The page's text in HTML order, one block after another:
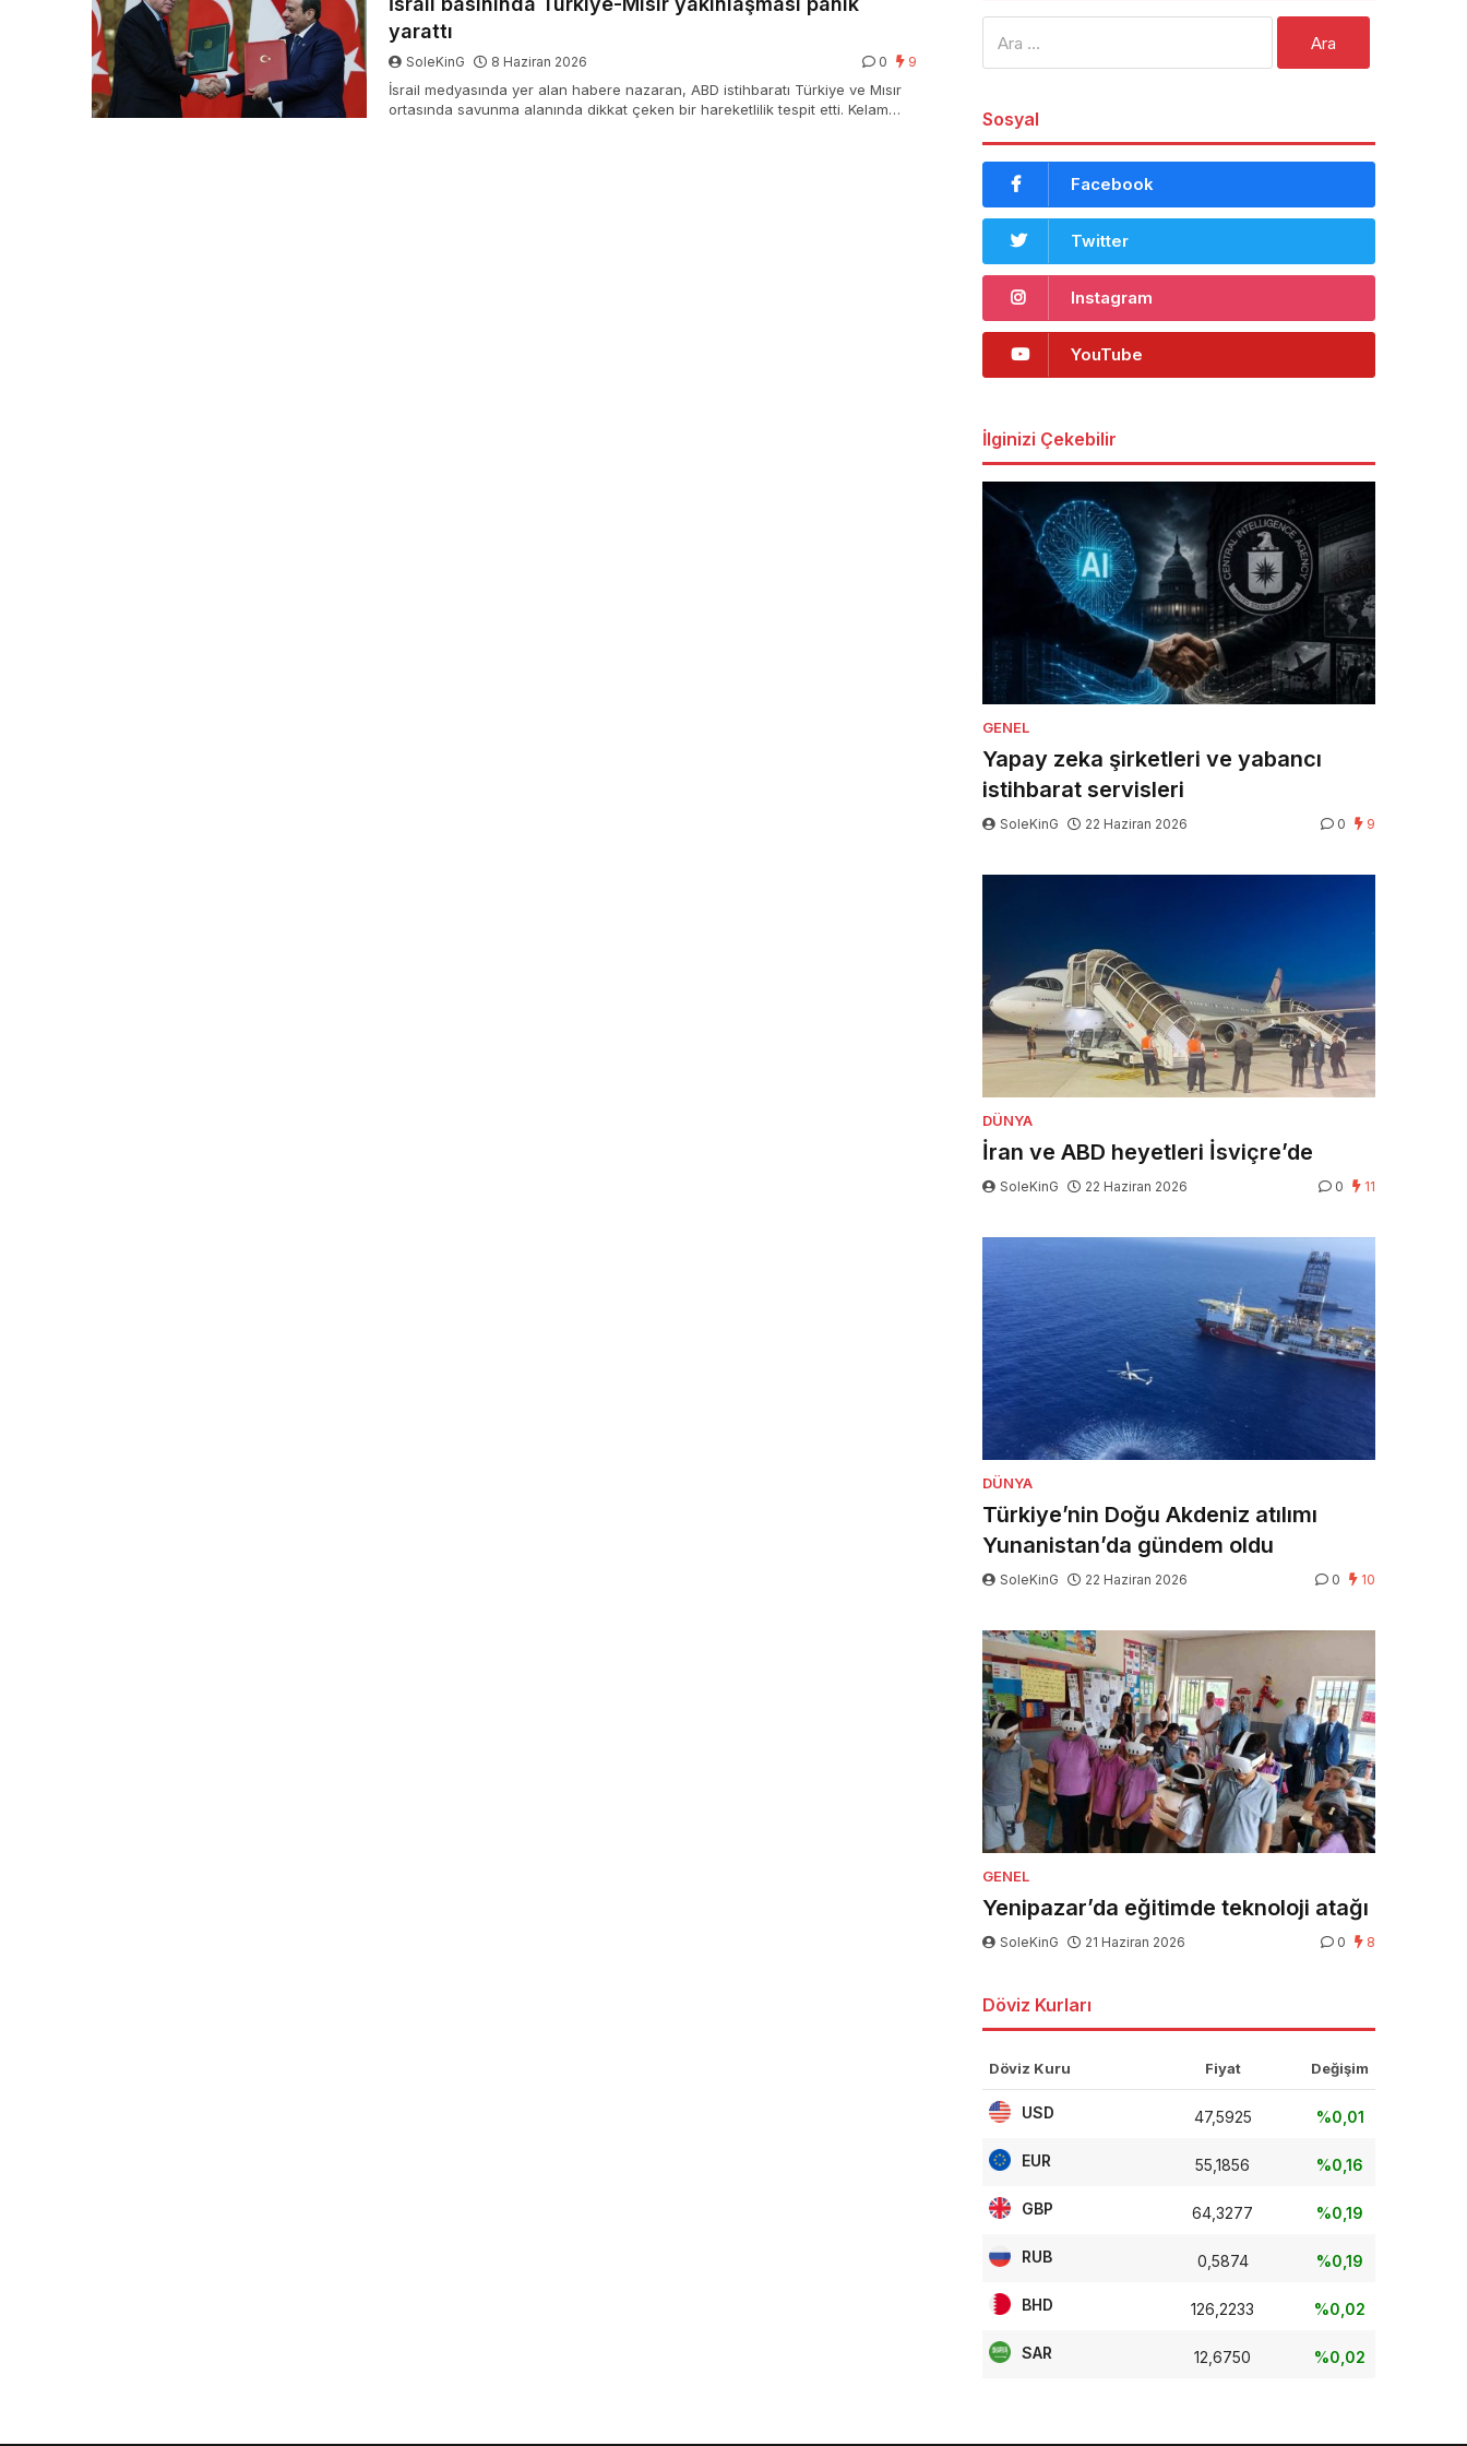
yarattı
SoleKinG 8 Haziran 2026 0 9
İsrail medyasında yer alan habere nazaran, ABD istihbaratı Türkiye ve Mısır
ortasında savunma alanında dikkat çeken bir hareketlilik tespit etti. Kelam
Sosyal
Facebook
Twitter
Instagram
YouTube
İlginizi Çekebilir
GENEL
Yapay zeka şirketleri ve yabancı
istihbarat servisleri
SoleKinG 22 Haziran 2026 0 9
DÜNYA
İran ve ABD heyetleri İsviçre’de
SoleKinG 22 Haziran 2026 0 11
DÜNYA
Türkiye’nin Doğu Akdeniz atılımı
Yunanistan’da gündem oldu
SoleKinG 22 Haziran 2026 0 10
GENEL
Yenipazar’da eğitimde teknoloji atağı
SoleKinG 21 Haziran 2026 0 8
Döviz Kurları
Döviz Kuru Fiyat Değişim
USD 47,5925 %0,01
EUR 55,1856 %0,16
GBP 64,3277 %0,19
RUB 0,5874 %0,19
BHD 126,2233 %0,02
SAR 12,6750 %0,02